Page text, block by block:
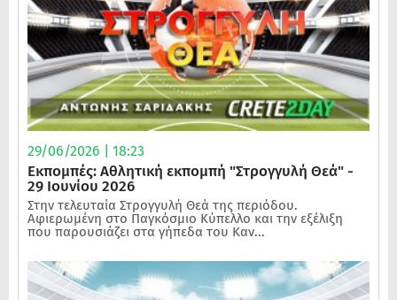
29/06/2026 | 18:23
Εκπομπές: Αθλητική εκπομπή "Στρογγυλή Θεά" -
29 Ιουνίου 2026
Στην τελευταία Στρογγυλή Θεά της περιόδου.
Αφιερωμένη στο Παγκόσμιο Κύπελλο και την εξέλιξη
που παρουσιάζει στα γήπεδα του Καν...